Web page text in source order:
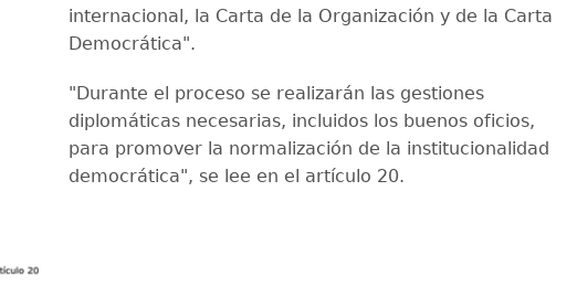
internacional, la Carta de la Organización y de la Carta
Democrática".
"Durante el proceso se realizarán las gestiones
diplomáticas necesarias, incluidos los buenos oficios,
para promover la normalización de la institucionalidad
democrática", se lee en el artículo 20.